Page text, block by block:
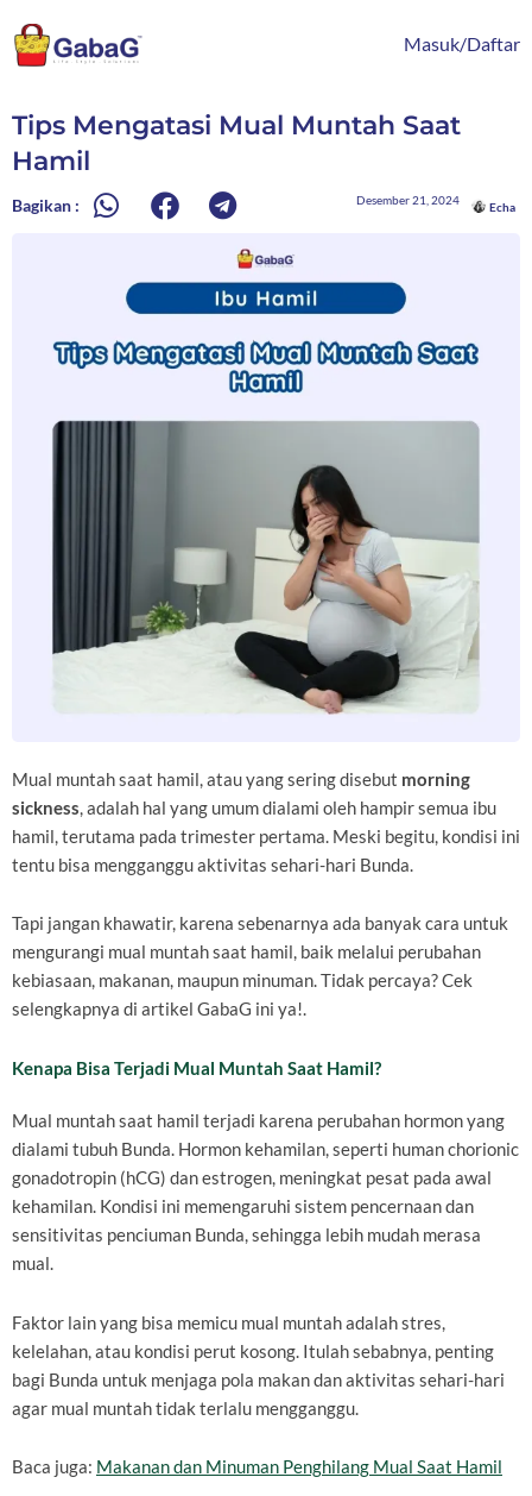
ke
konten
Masuk/Daftar
Tips Mengatasi Mual Muntah Saat
Hamil
Bagikan : Desember 21, 2024
Echa
Mual muntah saat hamil, atau yang sering disebut morning
sickness, adalah hal yang umum dialami oleh hampir semua ibu
hamil, terutama pada trimester pertama. Meski begitu, kondisi ini
tentu bisa mengganggu aktivitas sehari-hari Bunda.
Tapi jangan khawatir, karena sebenarnya ada banyak cara untuk
mengurangi mual muntah saat hamil, baik melalui perubahan
kebiasaan, makanan, maupun minuman. Tidak percaya? Cek
selengkapnya di artikel GabaG ini ya!.
Kenapa Bisa Terjadi Mual Muntah Saat Hamil?
Mual muntah saat hamil terjadi karena perubahan hormon yang
dialami tubuh Bunda. Hormon kehamilan, seperti human chorionic
gonadotropin (hCG) dan estrogen, meningkat pesat pada awal
kehamilan. Kondisi ini memengaruhi sistem pencernaan dan
sensitivitas penciuman Bunda, sehingga lebih mudah merasa
mual.
Faktor lain yang bisa memicu mual muntah adalah stres,
kelelahan, atau kondisi perut kosong. Itulah sebabnya, penting
bagi Bunda untuk menjaga pola makan dan aktivitas sehari-hari
agar mual muntah tidak terlalu mengganggu.
Baca juga: Makanan dan Minuman Penghilang Mual Saat Hamil